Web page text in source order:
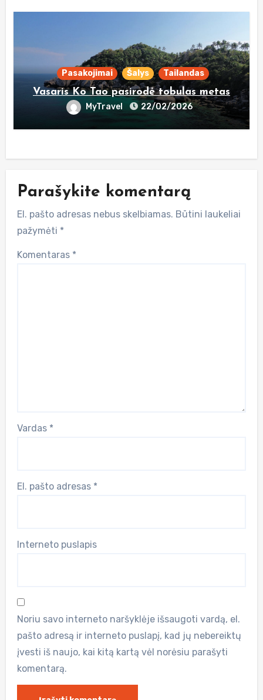
Pasakojimai Šalys Tailandas
Vasaris Ko Tao pasirodė tobulas metas
MyTravel 22/02/2026
Parašykite komentarą
El. pašto adresas nebus skelbiamas. Būtini laukeliai
pažymėti *
Komentaras *
Vardas *
El. pašto adresas *
Interneto puslapis
Noriu savo interneto naršyklėje išsaugoti vardą, el.
pašto adresą ir interneto puslapį, kad jų nebereiktų
įvesti iš naujo, kai kitą kartą vėl norėsiu parašyti
komentarą.